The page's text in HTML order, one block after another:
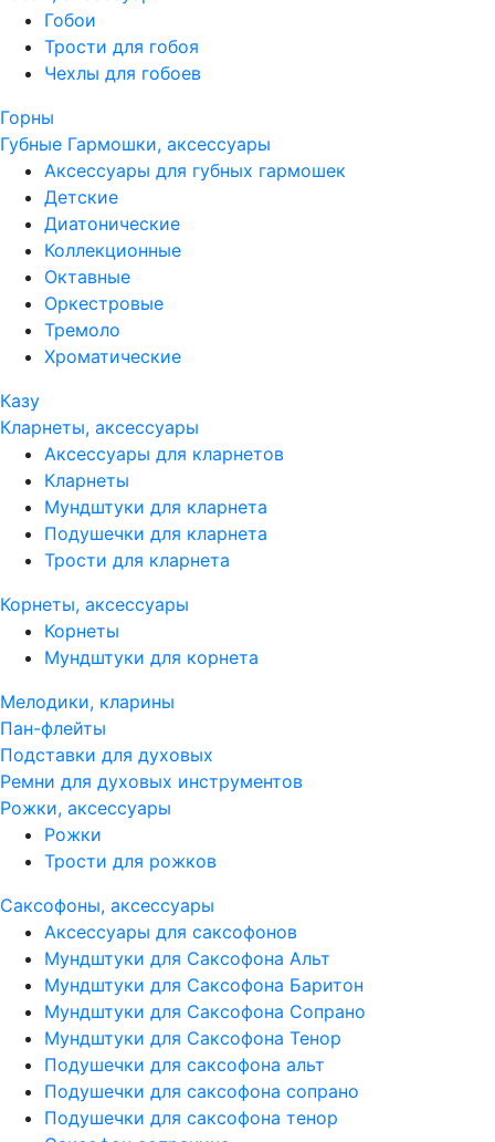
Гобои
Трости для гобоя
Чехлы для гобоев
Горны
Губные Гармошки, аксессуары
Аксессуары для губных гармошек
Детские
Диатонические
Коллекционные
Октавные
Оркестровые
Тремоло
Хроматические
Казу
Кларнеты, аксессуары
Аксессуары для кларнетов
Кларнеты
Мундштуки для кларнета
Подушечки для кларнета
Трости для кларнета
Корнеты, аксессуары
Корнеты
Мундштуки для корнета
Мелодики, кларины
Пан-флейты
Подставки для духовых
Ремни для духовых инструментов
Рожки, аксессуары
Рожки
Трости для рожков
Саксофоны, аксессуары
Аксессуары для саксофонов
Мундштуки для Саксофона Альт
Мундштуки для Саксофона Баритон
Мундштуки для Саксофона Сопрано
Мундштуки для Саксофона Тенор
Подушечки для саксофона альт
Подушечки для саксофона сопрано
Подушечки для саксофона тенор